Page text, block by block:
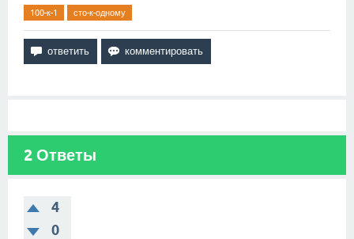
100-к-1 сто-к-одному
2 Ответы
4
0